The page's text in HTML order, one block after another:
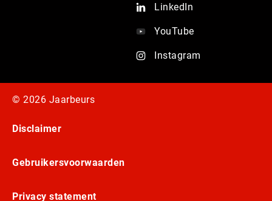
LinkedIn
YouTube
Instagram
© 2026 Jaarbeurs
Disclaimer
Gebruikersvoorwaarden
Privacy statement